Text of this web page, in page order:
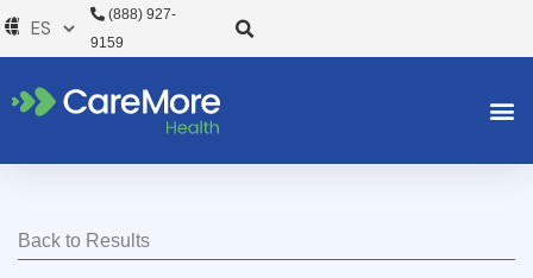
al
(888) 927-
9159
Back to Results